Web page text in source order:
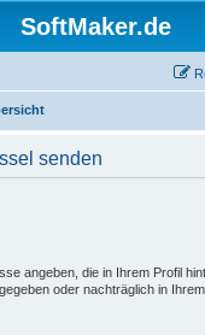
SoftMaker.de
senden
angeben, die in Ihrem Profil
oder nachträglich in